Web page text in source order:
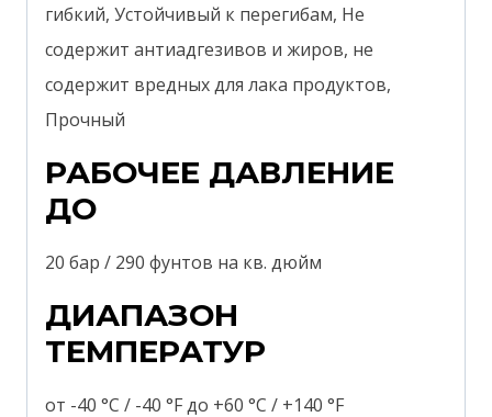
гибкий, Устойчивый к перегибам, Не
содержит антиадгезивов и жиров, не
содержит вредных для лака продуктов,
Прочный
РАБОЧЕЕ ДАВЛЕНИЕ
ДО
20 бар / 290 фунтов на кв. дюйм
ДИАПАЗОН
ТЕМПЕРАТУР
от -40 °C / -40 °F до +60 °C / +140 °F